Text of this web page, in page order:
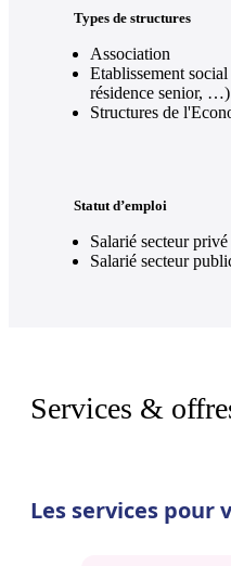
Types de structures
Association
Etablissement
résidence senior, …)
Structures de
Statut d’emploi
Salarié secteur
Salarié secteur
Services &
Les services pour